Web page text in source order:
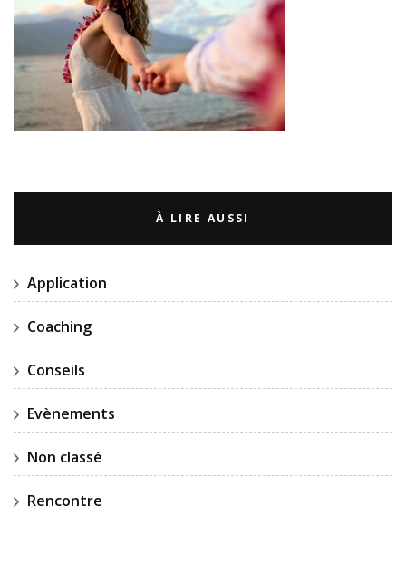
À LIRE AUSSI
Application
Coaching
Conseils
Evènements
Non classé
Rencontre